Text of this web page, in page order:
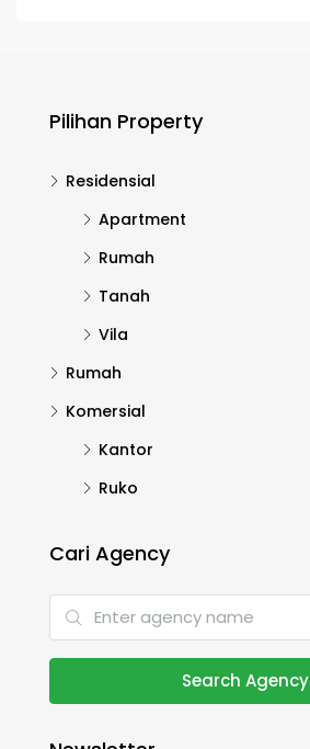
Pilihan Property
Residensial
Apartment
Rumah
Tanah
Vila
Rumah
Komersial
Kantor
Ruko
Cari Agency
Search Agency